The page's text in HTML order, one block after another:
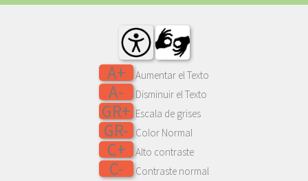
A+ Aumentar el Texto
A- Disminuir el Texto
GR+ Escala de grises
GR- Color Normal
C+ Alto contraste
C- Contraste normal